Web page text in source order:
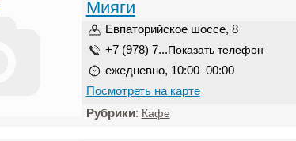
Мияги
Евпаторийское шоссе, 8
+7 (978) 7... Показать телефон
ежедневно, 10:00–00:00
Посмотреть на карте
Рубрики: Кафе